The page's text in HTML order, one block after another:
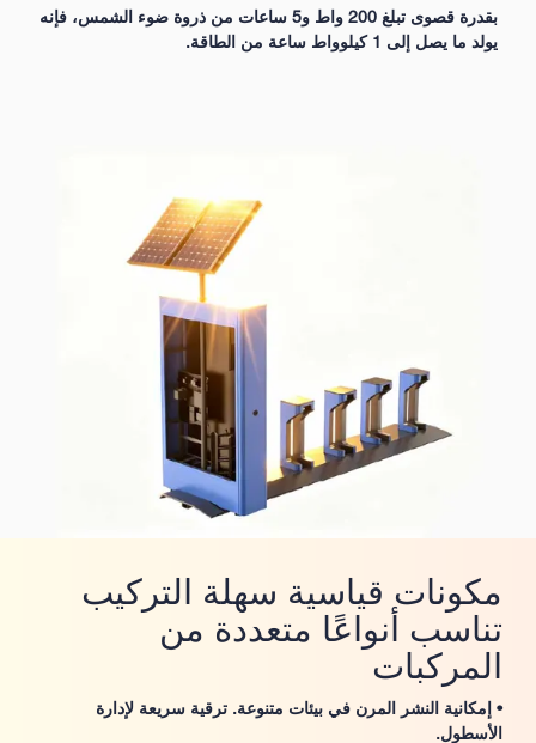
بقدرة قصوى تبلغ 200 واط و5 ساعات من ذروة ضوء الشمس، فإنه
يولد ما يصل إلى 1 كيلوواط ساعة من الطاقة.
مكونات قياسية سهلة التركيب
تناسب أنواعًا متعددة من
المركبات
• إمكانية النشر المرن في بيئات متنوعة. ترقية سريعة لإدارة
الأسطول.